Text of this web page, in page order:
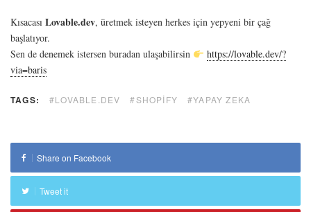
Kısacası Lovable.dev, üretmek isteyen herkes için yepyeni bir çağ
başlatıyor.
Sen de denemek istersen buradan ulaşabilirsin
https://lovable.dev/?
via=baris
TAGS: #LOVABLE.DEV #SHOPIFY #YAPAY ZEKA
Share on Facebook
Tweet it